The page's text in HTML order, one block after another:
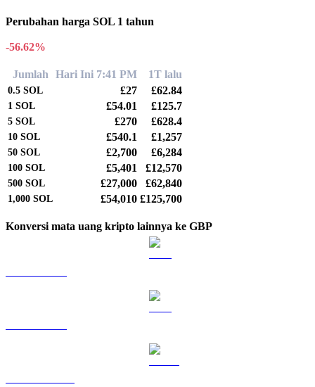
Perubahan harga SOL 1 tahun
-56.62%
Jumlah Hari Ini 7:41 PM 1T lalu
0.5 SOL £27 £62.84
1 SOL £54.01 £125.7
5 SOL £270 £628.4
10 SOL £540.1 £1,257
50 SOL £2,700 £6,284
100 SOL £5,401 £12,570
500 SOL £27,000 £62,840
1,000 SOL £54,010 £125,700
Konversi mata uang kripto lainnya ke GBP